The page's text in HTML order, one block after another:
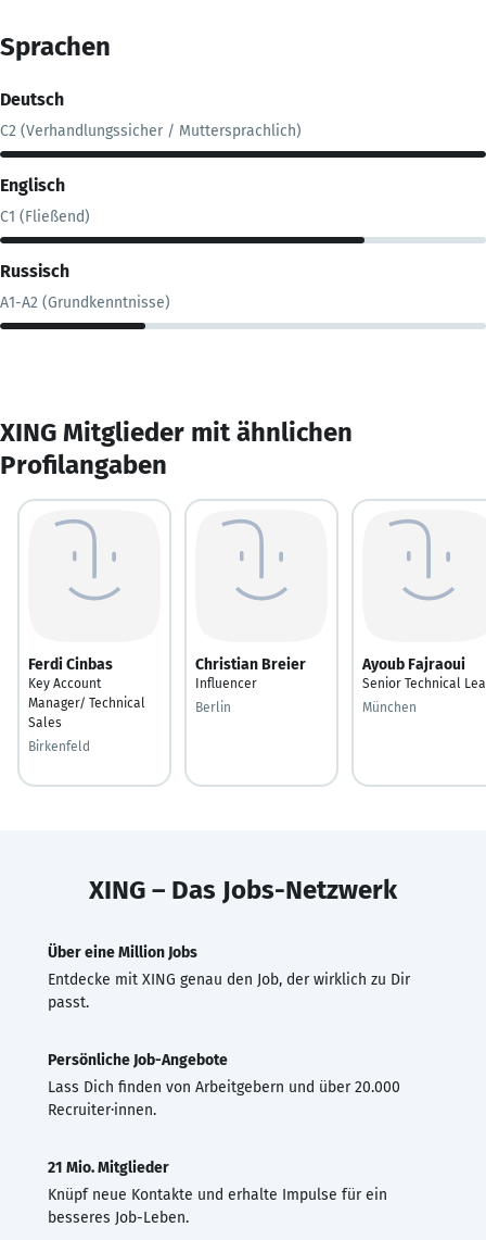
Sprachen
Deutsch
C2 (Verhandlungssicher / Muttersprachlich)
Englisch
C1 (Fließend)
Russisch
A1-A2 (Grundkenntnisse)
XING Mitglieder mit ähnlichen
Profilangaben
Ferdi Cinbas
Key Account
Manager/ Technical
Sales
Birkenfeld
Christian Breier
Influencer
Berlin
Ayoub Fajraoui
Senior Technical
München
XING – Das Jobs-Netzwerk
Über eine Million Jobs
Entdecke mit XING genau den Job, der wirklich zu Dir
passt.
Persönliche Job-Angebote
Lass Dich finden von Arbeitgebern und über 20.000
Recruiter·innen.
21 Mio. Mitglieder
Knüpf neue Kontakte und erhalte Impulse für ein
besseres Job-Leben.